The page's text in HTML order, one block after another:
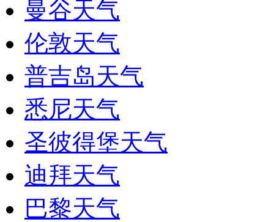
曼谷天气
伦敦天气
普吉岛天气
悉尼天气
圣彼得堡天气
迪拜天气
巴黎天气